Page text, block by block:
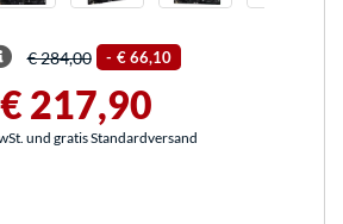
€ 284,00 - € 66,10
€ 217,90
und gratis Standardversand